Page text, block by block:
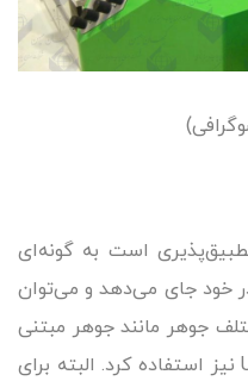
است به گونه‌ای
خود جای می‌دهد و می‌توان
جوهر مانند جوهر مبتنی
بر حلال، مبتنی بر آب یا جوهر U.V نیز استفاده کرد. البته برای